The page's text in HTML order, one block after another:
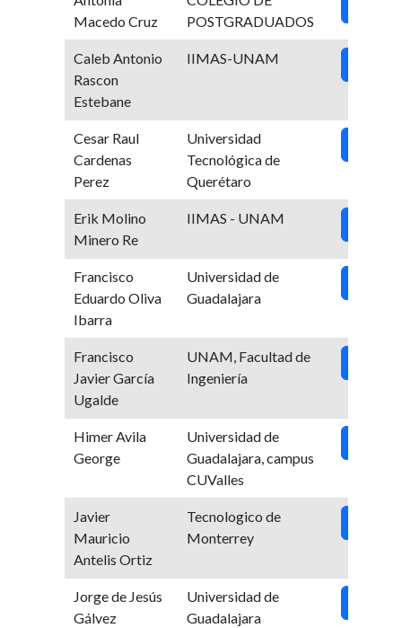
Macedo Cruz
POSTGRADUADOS
Caleb Antonio
Rascon
Estebane
IIMAS-UNAM
Cesar Raul
Cardenas
Perez
Universidad
Tecnológica de
Querétaro
Erik Molino
Minero Re
IIMAS - UNAM
Francisco
Eduardo Oliva
Ibarra
Universidad de
Guadalajara
Francisco
Javier García
Ugalde
UNAM, Facultad de
Ingeniería
Himer Avila
George
Universidad de
Guadalajara, campus
CUValles
Javier
Mauricio
Antelis Ortiz
Tecnologico de
Monterrey
Jorge de Jesús
Gálvez
Universidad de
Guadalajara